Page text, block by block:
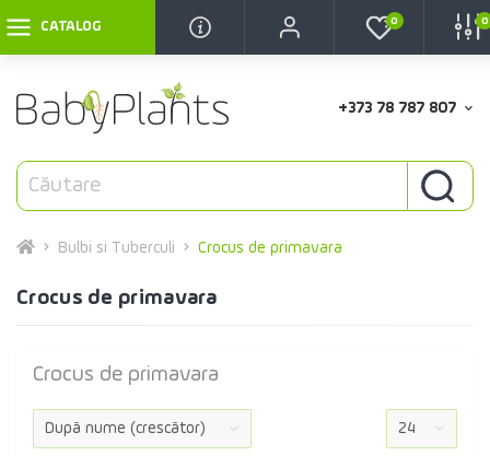
CATALOG 0 0
+373 78 787 807
Bulbi si Tuberculi Crocus de primavara
Crocus de primavara
Crocus de primavara